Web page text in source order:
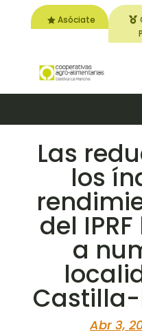
Asóciate
Las
los
del
a
Abr 3,